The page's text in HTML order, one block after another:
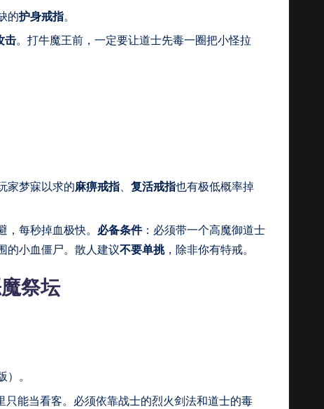
的护身戒指。
击。打牛魔王前，一定要让道士先毒一圈把小怪拉
家梦寐以求的麻痹戒指、 复活戒指也有极低概率掉
，每秒掉血极快。 必备条件：必须带一个高魔御道士
的小血僵尸。散人建议不要单挑，除非你有特戒。
祭坛
。
只能当看客。必须依靠战士的烈火剑法和道士的毒